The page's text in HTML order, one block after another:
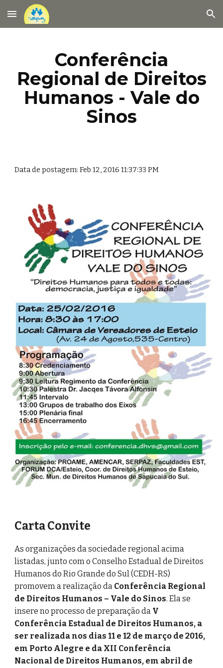
Skip to main content Skip to navigation
Conferência
Regional de Direitos
Humanos - Vale do
Sinos
Data de postagem: Feb 12, 2016 11:37:33 PM
Carta Convite
As organizações da sociedade regional acima
listadas, junto com o Conselho Estadual de Direitos
Humanos do Rio Grande do Sul (CEDH-RS)
promovem a realização da Conferência Regional
de Direitos Humanos – Vale do Sinos. Ela se
insere no processo de preparação da V
Conferência Estadual de Direitos Humanos, a
ser realizada nos dias 11 e 12 de março de 2016,
em Porto Alegre e da XII Conferência
Nacional de Direitos Humanos, em abril de